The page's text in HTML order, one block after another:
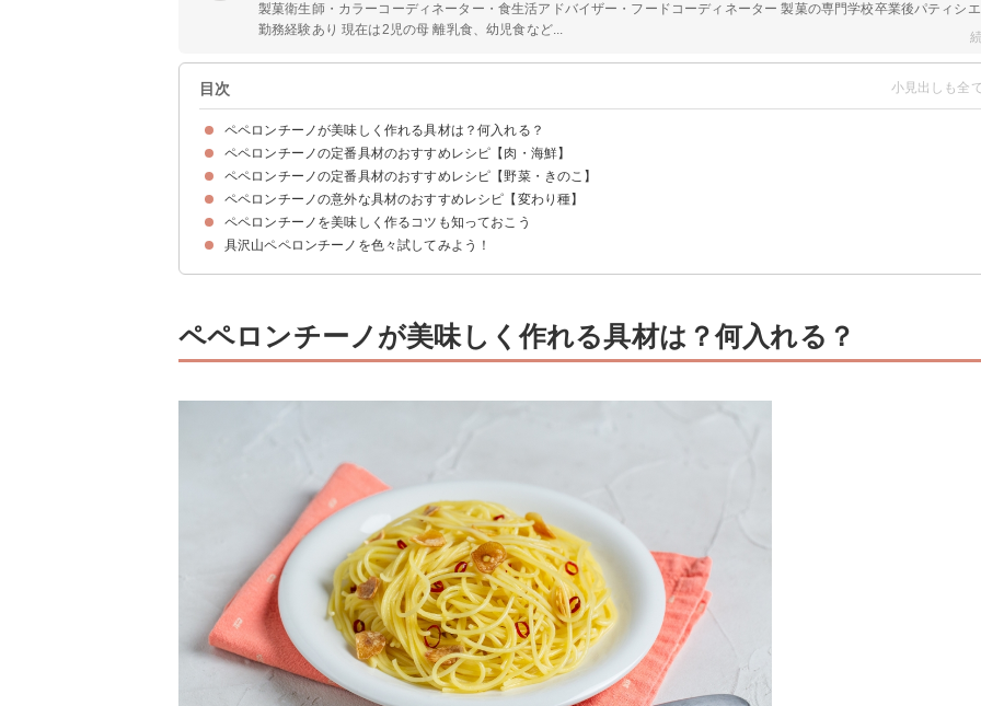
製菓衛生師・カラーコーディネーター・食生活アドバイザー・フードコーディネーター 製菓の専門学校卒業後パティシ
勤務経験あり 現在は2児の母 離乳食、幼児食など...
目次
ペペロンチーノが美味しく作れる具材は？何入れる？
ペペロンチーノの定番具材のおすすめレシピ【肉・海鮮】
①あさり｜あさりのペペロンチーノ
②イカ｜イカと大葉のペペロンチーノ
③ウインナー｜ウインナーと小松菜のペペロンチーノ
④えび｜えびとアスパラのペペロンチーノ
ペペロンチーノの定番具材のおすすめレシピ【野菜・きのこ】
①キャベツ｜キャベツとベーコンのペペロンチーノ
②ブロッコリー｜アンチョビとブロッコリーのペペロンチーノ
③きのこ｜きのこのペペロンチーノ
④玉ねぎ｜新玉ねぎのペペロンチーノ
⑤えのき｜えのきのペペロンチーノ
⑥ほうれん草｜ほうれん草とベーコンのペペロンチーノ
ペペロンチーノの意外な具材のおすすめレシピ【変わり種】
①鯖缶｜鯖缶とキャベツのペペロンチーノ
②長ネギ｜長ネギとしらすの和風ペペロンチーノ
③ひき肉｜水菜とひき肉のペペロンチーノ
ペペロンチーノを美味しく作るコツも知っておこう
①ペペロンチーノの乳化のやり方・タイミング
②ペペロンチーノの隠し味のおすすめ
具沢山ペペロンチーノを色々試してみよう！
ペペロンチーノが美味しく作れる具材は？何入れる？